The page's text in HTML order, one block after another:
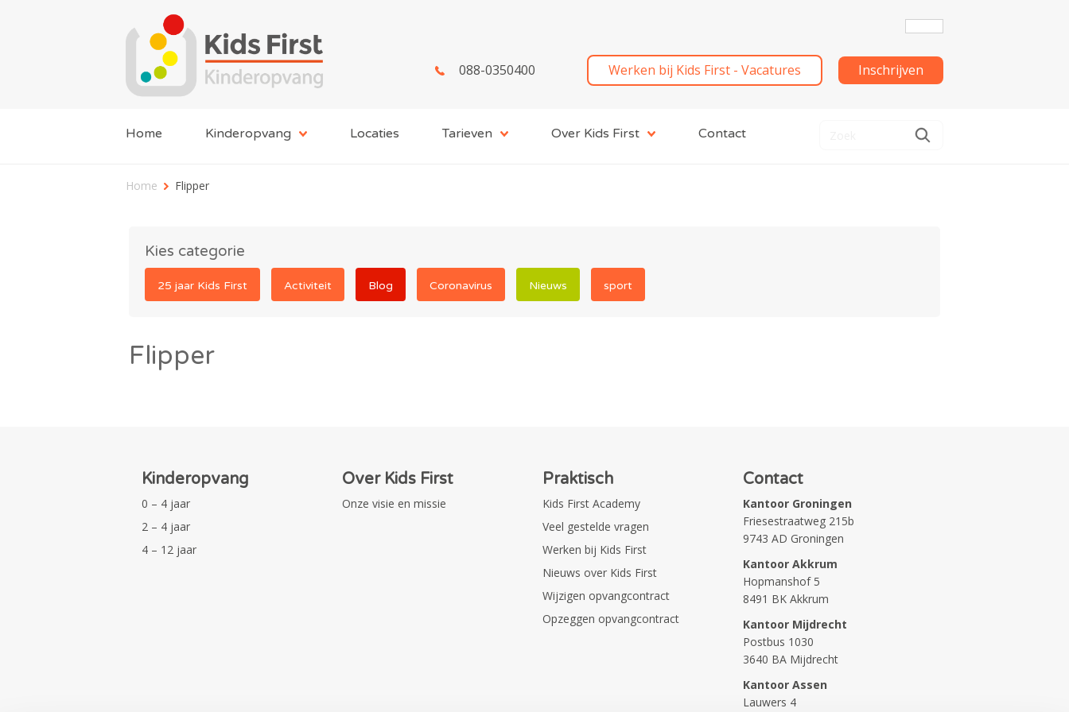
088-0350400 Werken bij Kids First - Vacatures Inschrijven
Home Kinderopvang Locaties Tarieven Over Kids First Contact
Home Flipper
Kies categorie
25 jaar Kids First Activiteit Blog Coronavirus Nieuws sport
Flipper
Kinderopvang
0 – 4 jaar
2 – 4 jaar
4 – 12 jaar
Over Kids First
Onze visie en missie
Praktisch
Kids First Academy
Veel gestelde vragen
Werken bij Kids First
Nieuws over Kids First
Wijzigen opvangcontract
Opzeggen opvangcontract
Contact
Kantoor Groningen
Friesestraatweg 215b
9743 AD Groningen
Kantoor Akkrum
Hopmanshof 5
8491 BK Akkrum
Kantoor Mijdrecht
Postbus 1030
3640 BA Mijdrecht
Kantoor Assen
Lauwers 4